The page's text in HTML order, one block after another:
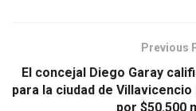
Previous
El concejal Diego Garay
para la ciudad de
por $50.500